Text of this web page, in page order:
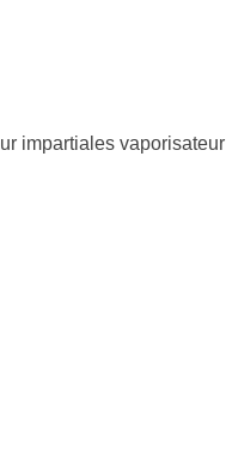
impartiales vaporisateur